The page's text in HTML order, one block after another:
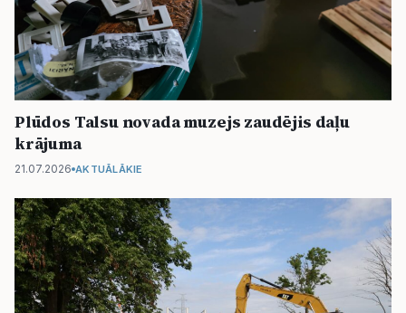
Plūdos Talsu novada muzejs zaudējis daļu
krājuma
21.07.2026 AKTUĀLĀKIE